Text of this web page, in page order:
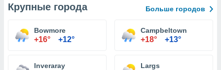
Крупные города Больше городов
Bowmore
+16° +12°
Campbeltown
+18° +13°
Inveraray Largs